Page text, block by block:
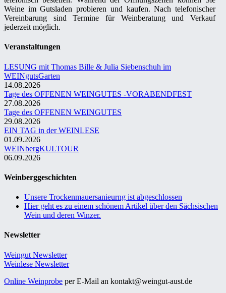
Weine im Gutsladen probieren und kaufen. Nach telefonischer
Vereinbarung sind Termine für Weinberatung und Verkauf
jederzeit möglich.
Veranstaltungen
LESUNG mit Thomas Bille & Julia Siebenschuh im
WEINgutsGarten
14.08.2026
Tage des OFFENEN WEINGUTES -VORABENDFEST
27.08.2026
Tage des OFFENEN WEINGUTES
29.08.2026
EIN TAG in der WEINLESE
01.09.2026
WEINbergKULTOUR
06.09.2026
Weinberggeschichten
Unsere Trockenmauersanieurng ist abgeschlossen
Hier geht es zu einem schönem Artikel über den Sächsischen
Wein und deren Winzer.
Newsletter
Weingut Newsletter
Weinlese Newsletter
Online Weinprobe per E-Mail an kontakt@weingut-aust.de